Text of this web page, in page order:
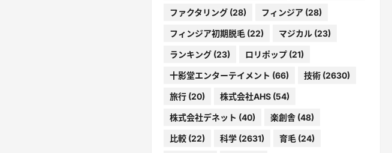
ファクタリング(28) フィンジア(28)
フィンジア初期脱毛(22) マジカル(23)
ランキング(23) ロリポップ(21)
十影堂エンターテイメント (66) 技術(2630)
旅行(20) 株式会社AHS(54)
株式会社デネット (40) 楽創舎(48)
比較(22) 科学(2631) 育毛(24)